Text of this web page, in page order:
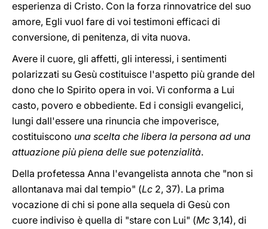
esperienza di Cristo. Con la forza rinnovatrice del suo
amore, Egli vuol fare di voi testimoni efficaci di
conversione, di penitenza, di vita nuova.
Avere il cuore, gli affetti, gli interessi, i sentimenti
polarizzati su Gesù costituisce l'aspetto più grande del
dono che lo Spirito opera in voi. Vi conforma a Lui
casto, povero e obbediente. Ed i consigli evangelici,
lungi dall'essere una rinuncia che impoverisce,
costituiscono una scelta che libera la persona ad una
attuazione più piena delle sue potenzialità.
Della profetessa Anna l'evangelista annota che "non si
allontanava mai dal tempio" (Lc 2, 37). La prima
vocazione di chi si pone alla sequela di Gesù con
cuore indiviso è quella di "stare con Lui" (Mc 3,14), di